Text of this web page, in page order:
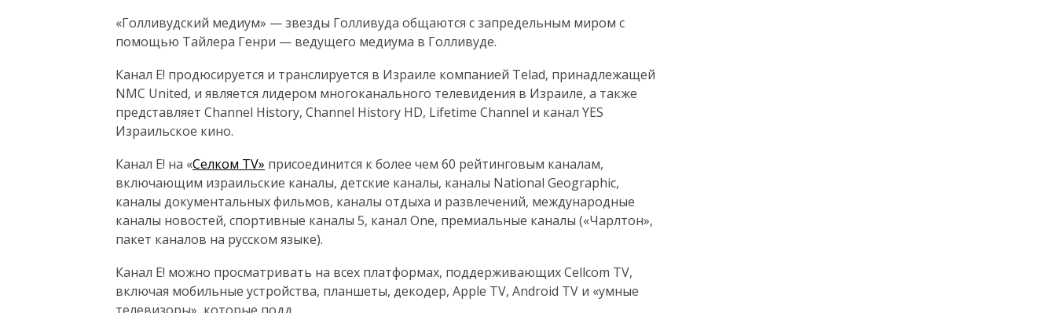
«Голливудский медиум» — звезды Голливуда общаются с запредельным миром с
помощью Тайлера Генри — ведущего медиума в Голливуде.
Канал E! продюсируется и транслируется в Израиле компанией Telad, принадлежащей
NMC United, и является лидером многоканального телевидения в Израиле, а также
представляет Channel History, Channel History HD, Lifetime Channel и канал YES
Израильское кино.
Канал E! на «Селком TV» присоединится к более чем 60 рейтинговым каналам,
включающим израильские каналы, детские каналы, каналы National Geographic,
каналы документальных фильмов, каналы отдыха и развлечений, международные
каналы новостей, спортивные каналы 5, канал Оne, премиальные каналы («Чарлтон»,
пакет каналов на русском языке).
Канал E! можно просматривать на всех платформах, поддерживающих Cellcom TV,
включая мобильные устройства, планшеты, декодер, Apple TV, Android TV и «умные